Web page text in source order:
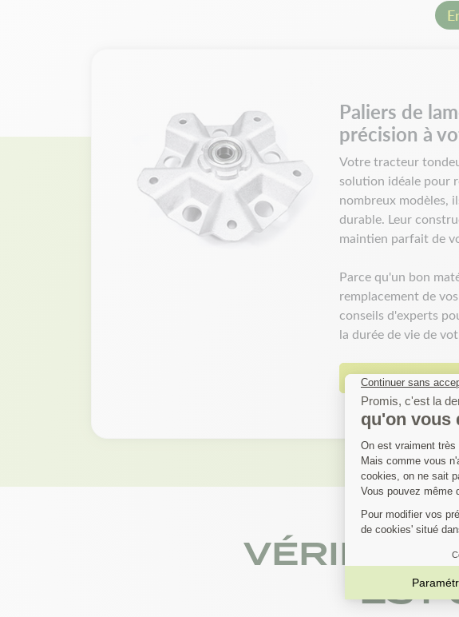
Paliers de
précision à
Votre tracteur
solution idéale pour
nombreux modèles,
durable. Leur
maintien parfait de
Parce qu'un bon
remplacement de
conseils d'experts
la durée de vie de
Découvrir le guide
VÉRIFIEZ
EST